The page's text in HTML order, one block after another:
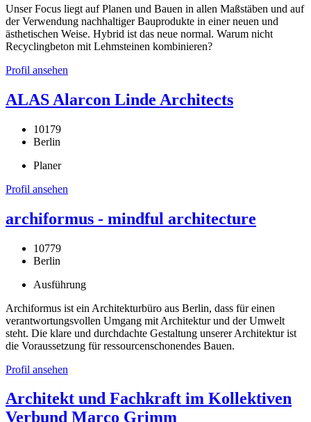
Unser Focus liegt auf Planen und Bauen in allen Maßstäben und auf
der Verwendung nachhaltiger Bauprodukte in einer neuen und
ästhetischen Weise. Hybrid ist das neue normal. Warum nicht
Recyclingbeton mit Lehmsteinen kombinieren?
Profil ansehen
ALAS Alarcon Linde Architects
10179
Berlin
Planer
Profil ansehen
archiformus - mindful architecture
10779
Berlin
Ausführung
Archiformus ist ein Architekturbüro aus Berlin, dass für einen
verantwortungsvollen Umgang mit Architektur und der Umwelt
steht. Die klare und durchdachte Gestaltung unserer Architektur ist
die Voraussetzung für ressourcenschonendes Bauen.
Profil ansehen
Architekt und Fachkraft im Kollektiven
Verbund Marco Grimm